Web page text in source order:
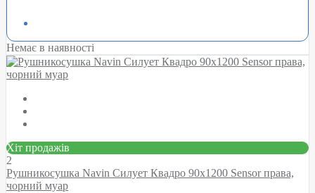
Немає в наявності
Хіт продажів
2
Рушникосушка Navin Силует Квадро 90х1200 Sensor права,
чорний муар